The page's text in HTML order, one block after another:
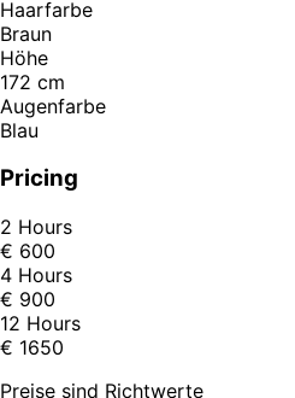
Haarfarbe
Braun
Höhe
172 cm
Augenfarbe
Blau
Pricing
2 Hours
€ 600
4 Hours
€ 900
12 Hours
€ 1650
Preise sind Richtwerte